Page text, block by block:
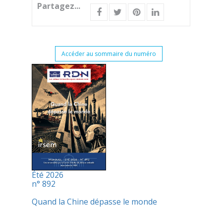
Partagez...
Accéder au sommaire du numéro
Été 2026
n° 892
Quand la Chine dépasse le monde